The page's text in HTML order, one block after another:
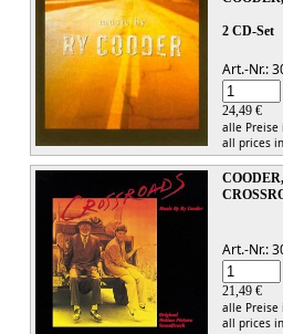
2 CD-Set
Art.-Nr.:
24,49 €
alle
all prices
Art.-Nr.:
21,49 €
alle
all prices